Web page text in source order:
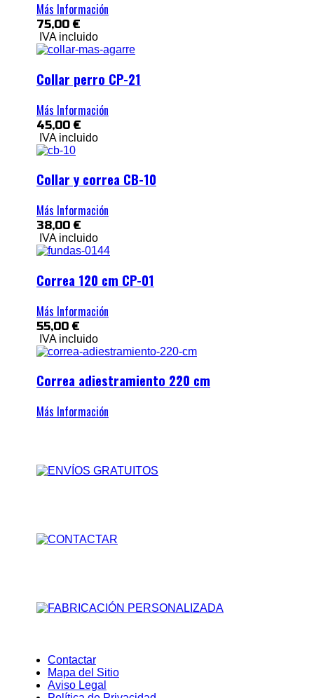
Más Información
75,00 €
IVA incluido
Collar perro CP-21
Más Información
45,00 €
IVA incluido
Collar y correa CB-10
Más Información
38,00 €
IVA incluido
Correa 120 cm CP-01
Más Información
55,00 €
IVA incluido
Correa adiestramiento 220 cm
Más Información
Contactar
Mapa del Sitio
Aviso Legal